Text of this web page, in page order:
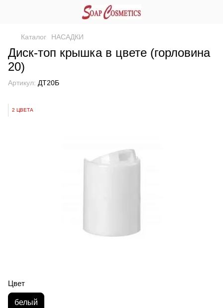
Каталог НАСАДКИ
Диск-топ крышка в цвете (горловина
20)
Артикул: ДТ20Б
2 ЦВЕТА
Цвет
белый